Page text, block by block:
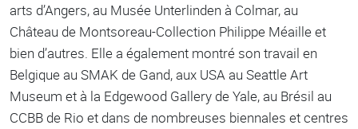
arts d’Angers, au Musée Unterlinden à Colmar, au
Château de Montsoreau-Collection Philippe Méaille et
bien d’autres. Elle a également montré son travail en
Belgique au SMAK de Gand, aux USA au Seattle Art
Museum et à la Edgewood Gallery de Yale, au Brésil au
CCBB de Rio et dans de nombreuses biennales et centres